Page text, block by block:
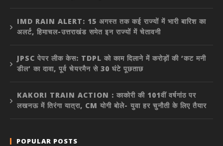
IMD RAIN ALERT: 15 अगस्त तक कई राज्यों में भारी बारिश का
अलर्ट, हिमाचल-उत्तराखंड समेत इन राज्यों में चेतावनी
JPSC पेपर लीक केस: TDPL को काम दिलाने में करोड़ों की ‘कट मनी
डील’ का दावा, पूर्व चेयरमैन से 30 घंटे पूछताछ
KAKORI TRAIN ACTION : काकोरी की 101वीं वर्षगांठ पर
लखनऊ में तिरंगा यात्रा, CM योगी बोले- युवा हर चुनौती के लिए तैयार
POPULAR POSTS